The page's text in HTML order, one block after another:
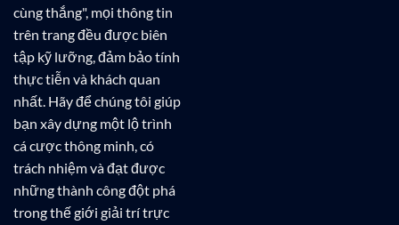
cùng thắng", mọi thông tin
trên trang đều được biên
tập kỹ lưỡng, đảm bảo tính
thực tiễn và khách quan
nhất. Hãy để chúng tôi giúp
bạn xây dựng một lộ trình
cá cược thông minh, có
trách nhiệm và đạt được
những thành công đột phá
trong thế giới giải trí trực